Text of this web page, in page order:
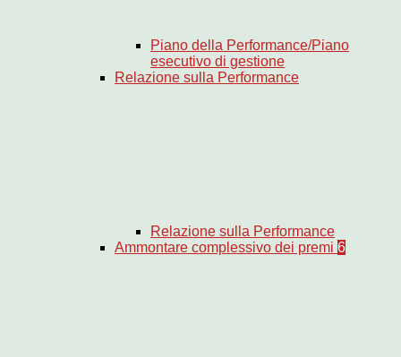
Piano della Performance/Piano
esecutivo di gestione
Relazione sulla Performance
Relazione sulla Performance
Ammontare complessivo dei premi 6